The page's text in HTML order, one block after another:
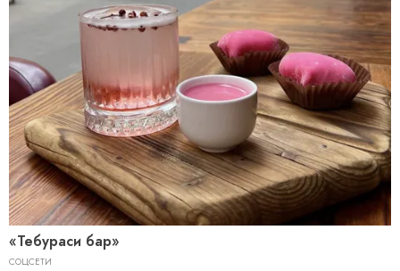
«Тебураси бар»
СОЦСЕТИ